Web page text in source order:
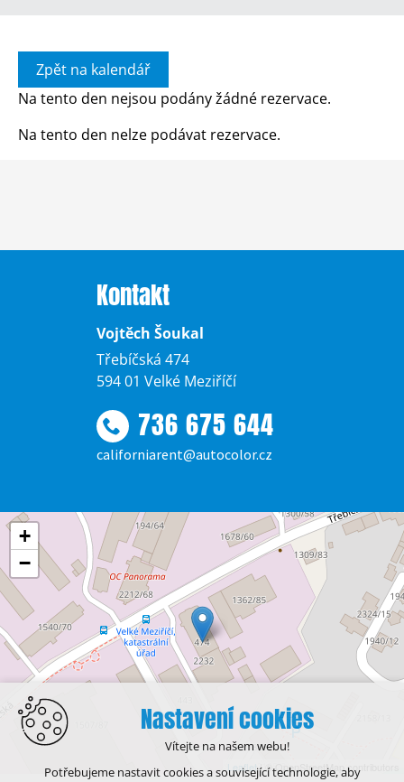
Zpět na kalendář
Na tento den nejsou podány žádné rezervace.
Na tento den nelze podávat rezervace.
Kontakt
Vojtěch Šoukal
Třebíčská 474
594 01 Velké Meziříčí
736 675 644
californiarent@autocolor.cz
+
−
Leaflet | © OpenStreetMap contributors
Nastavení cookies
Vítejte na našem webu!
Potřebujeme nastavit cookies a související technologie, aby